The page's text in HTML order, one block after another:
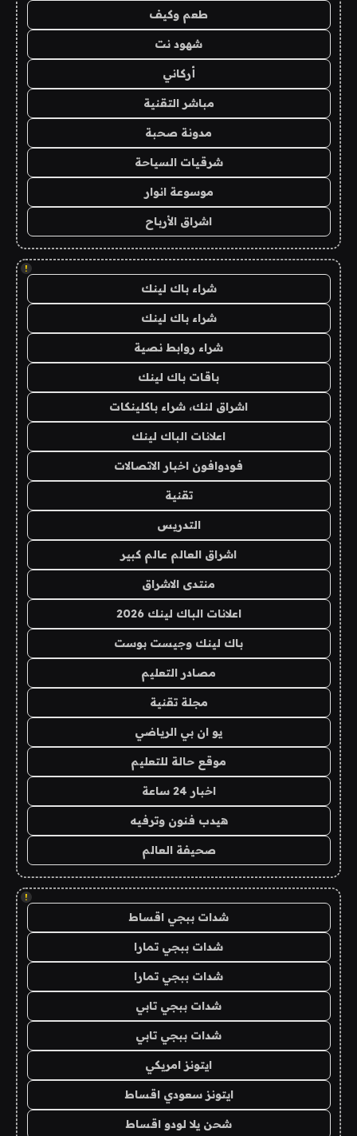
طعم وكيف
شهود نت
أركاني
مباشر التقنية
مدونة صحبة
شرقيات السياحة
موسوعة انوار
اشراق الأرباح
!
شراء باك لينك
شراء باك لينك
شراء روابط نصية
باقات باك لينك
اشراق لنك، شراء باكلينكات
اعلانات الباك لينك
فودوافون اخبار الاتصالات
تقنية
التدريس
اشراق العالم عالم كبير
منتدى الاشراق
اعلانات الباك لينك 2026
باك لينك وجيست بوست
مصادر التعليم
مجلة تقنية
يو ان بي الرياضي
موقع حالة للتعليم
اخبار 24 ساعة
هيدب فنون وترفيه
صحيفة العالم
!
شدات ببجي اقساط
شدات ببجي تمارا
شدات ببجي تمارا
شدات ببجي تابي
شدات ببجي تابي
ايتونز امريكي
ايتونز سعودي اقساط
شحن يلا لودو اقساط